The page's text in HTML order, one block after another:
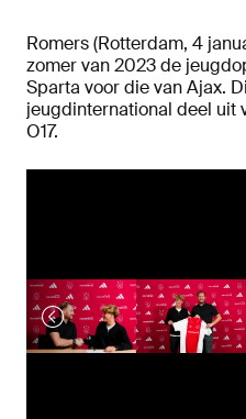
Romers (Rotterdam, 4
zomer van 2023 de
Sparta voor die van Ajax.
jeugdinternational deel uit
O17.